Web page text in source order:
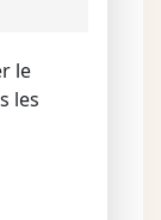
le
les